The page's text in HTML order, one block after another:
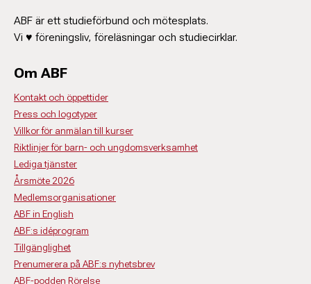
ABF är ett studieförbund och mötesplats.
Vi ♥ föreningsliv, föreläsningar och studiecirklar.
Om ABF
Kontakt och öppettider
Press och logotyper
Villkor för anmälan till kurser
Riktlinjer för barn- och ungdomsverksamhet
Lediga tjänster
Årsmöte 2026
Medlemsorganisationer
ABF in English
ABF:s idéprogram
Tillgänglighet
Prenumerera på ABF:s nyhetsbrev
ABF-podden Rörelse